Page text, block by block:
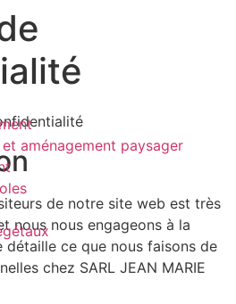
aménagement paysager
de notre site web est très
nous nous engageons à la
ce que nous faisons de
chez SARL JEAN MARIE